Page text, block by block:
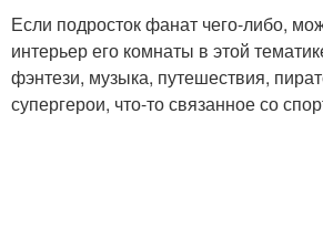
Если подросток фанат чего-либо,
интерьер его комнаты в этой
фэнтези, музыка, путешествия,
супергерои, что-то связанное со